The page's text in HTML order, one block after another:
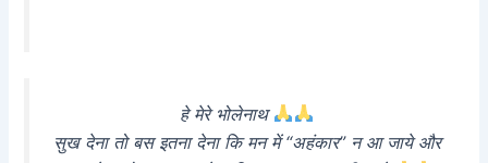
हे मेरे भोलेनाथ
सुख देना तो बस इतना देना कि मन में “अहंकार” न आ जाये और